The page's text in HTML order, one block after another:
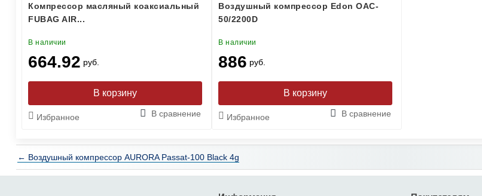
Компрессор масляный коаксиальный
FUBAG AIR...
В наличии
664.92 руб.
Избранное В сравнение
Воздушный компрессор Edon OAC-
50/2200D
В наличии
886 руб.
Избранное В сравнение
← Воздушный компрессор AURORA Passat-100 Black 4g